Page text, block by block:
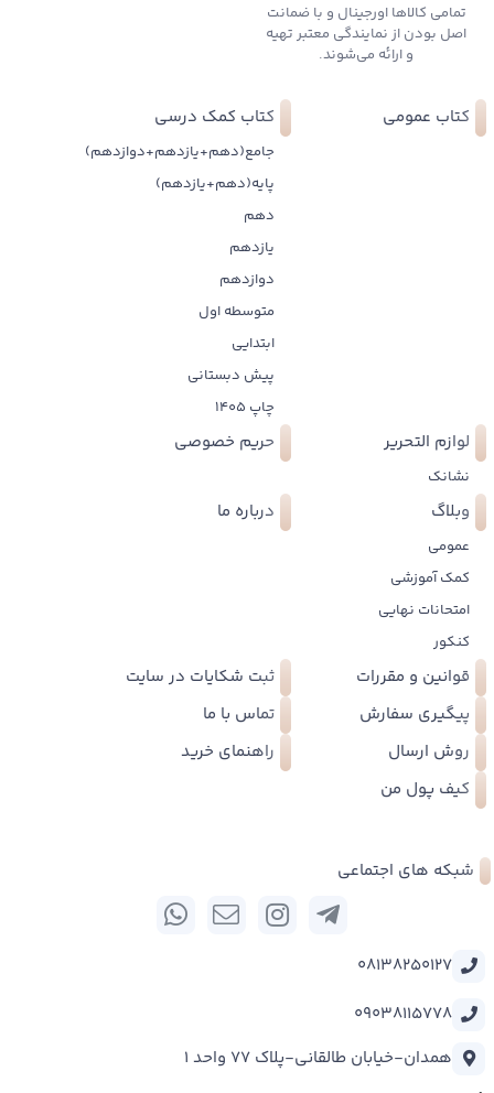
تمامی کالاها اورجینال و با ضمانت
اصل بودن از نمایندگی معتبر تهیه
و ارائه می‌شوند.
کتاب عمومی کتاب کمک درسی
جامع(دهم+یازدهم+دوازدهم)
پایه(دهم+یازدهم)
دهم
یازدهم
دوازدهم
متوسطه اول
ابتدایی
پیش دبستانی
چاپ 1405
لوازم التحریر
نشانک
حریم خصوصی
وبلاگ
عمومی
کمک آموزشی
امتحانات نهایی
کنکور
درباره ما
قوانین و مقررات
ثبت شکایات در سایت
پیگیری سفارش
تماس با ما
روش ارسال
راهنمای خرید
کیف پول من
شبکه های اجتماعی
08138250127
09038115778
همدان-خیابان طالقانی-پلاک 77 واحد 1